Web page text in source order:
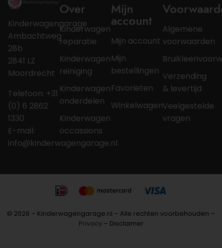
Kinderwagengarage
Ambachtweg
28b
2841 LZ
Moordrecht
Telefoon: +31
(0) 6 2862
1330
E-mail:
info@kinderwagengarage.nl
Over
Kinderwagen
reparatie
Kinderwagen
reiniging
Kinderwagen
onderdelen
Kinderwagen
occassions
Mijn
account
Mijn account
Mijn
bestellingen
Favorieten
Winkelwagen
Algemene
voorwaarden
Verzending
& levertijd
Veelgestelde
vragen
© 2026 – Kinderwagengarage.nl – Alle rechten voorbehouden –
Privacy– Disclaimer